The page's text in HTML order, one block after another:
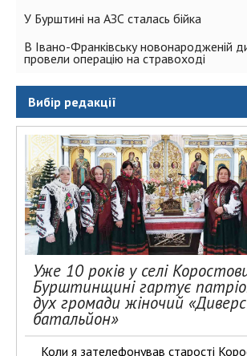
У Бурштині на АЗС сталась бійка
В Івано-Франківську новонародженій
провели операцію на стравоході
Вибір редакції
Уже 10 років у селі
Бурштинщині гартує
дух громади жіночий
батальйон»
Коли я зателефонував старості